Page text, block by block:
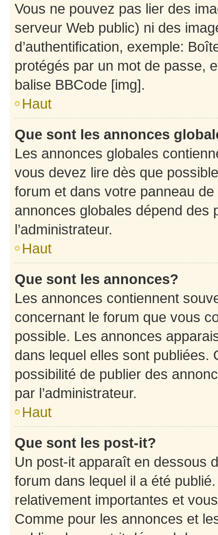
Vous ne pouvez pas lier des
serveur Web public) ni des
d’authentification, exemple:
protégés par un mot de passe,
balise BBCode [img].
Haut
Que sont les annonces
Les annonces globales
vous devez lire dès que
forum et dans votre panneau
annonces globales dépend des
l’administrateur.
Haut
Que sont les annonces?
Les annonces contiennent
concernant le forum que vous
possible. Les annonces
dans lequel elles sont publiées.
possibilité de publier des
par l’administrateur.
Haut
Que sont les post-it?
Un post-it apparaît en dessous
forum dans lequel il a été
relativement importantes et
Comme pour les annonces et